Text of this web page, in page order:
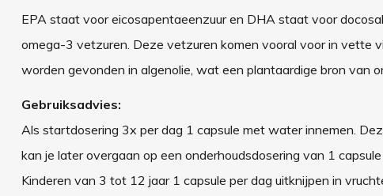
EPA staat voor eicosapentaeenzuur en DHA staat voor
omega-3 vetzuren. Deze vetzuren komen vooral voor in vette
worden gevonden in algenolie, wat een plantaardige bron van
Gebruiksadvies:
Als startdosering 3x per dag 1 capsule met water innemen.
kan je later overgaan op een onderhoudsdosering van 1 capsule
Kinderen van 3 tot 12 jaar 1 capsule per dag uitknijpen in